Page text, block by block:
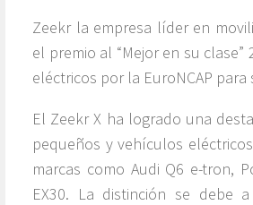
Zeekr la empresa líder en
el premio al “Mejor en su
eléctricos por la EuroNCAP
El Zeekr X ha logrado una
pequeños y vehículos
marcas como Audi Q6 e-tron,
EX30. La distinción se debe